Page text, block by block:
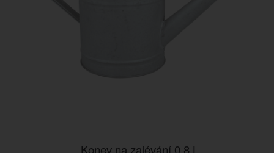
Konev na zalévání 0,8 L